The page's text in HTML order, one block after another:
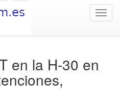
en la H-30 en